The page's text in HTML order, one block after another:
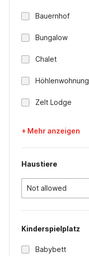
Bauernhof
Bungalow
Chalet
Höhlenwohnung
Zelt Lodge
+ Mehr anzeigen
Haustiere
Not allowed
Kinderspielplatz
Babybett